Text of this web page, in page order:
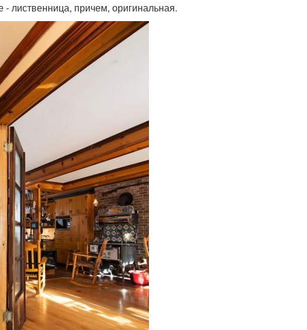
лиственница, причем, оригинальная.